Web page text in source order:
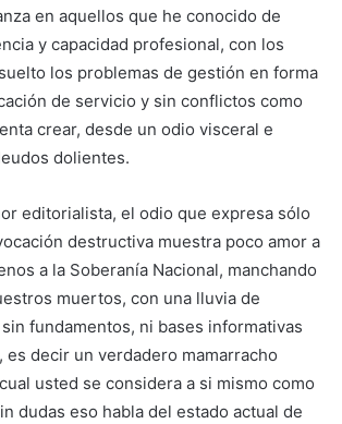
en aquellos que he conocido de
y capacidad profesional, con los
los problemas de gestión en forma
de servicio y sin conflictos como
crear, desde un odio visceral e
dolientes.
editorialista, el odio que expresa sólo
destructiva muestra poco amor a
a la Soberanía Nacional, manchando
muertos, con una lluvia de
fundamentos, ni bases informativas
es decir un verdadero mamarracho
usted se considera a si mismo como
dudas eso habla del estado actual de